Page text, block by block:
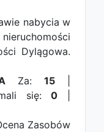
nabycia w
Dylągowa.
Za: 15
się:0
Zasobów